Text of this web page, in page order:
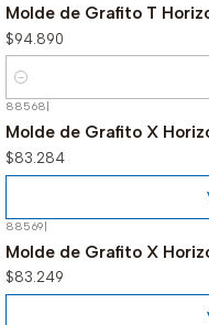
Molde de Grafito T
$94.890
Cantidad
88568
Molde de Grafito X
$83.284
88569|
Molde de Grafito X
$83.249